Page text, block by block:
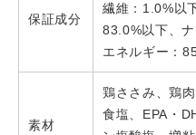
保証成分
繊維：1.0%以
83.0%以下、
エネルギー：
素材
鶏ささみ、鶏
食塩、EPA・